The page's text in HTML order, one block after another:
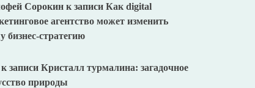
Сорокин к записи Как digital
агентство может изменить
бизнес-стратегию
к записи Кристалл турмалина: загадочное
природы